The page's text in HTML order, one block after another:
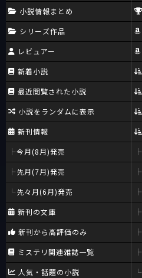
小説情報まとめ
シリーズ作品
レビュアー
新着小説
最近閲覧された小説
小説をランダムに表示
新刊情報
今月(8月)発売
先月(7月)発売
先々月(6月)発売
新刊の文庫
新刊から高評価のみ
ミステリ関連雑誌一覧
人気・話題の小説